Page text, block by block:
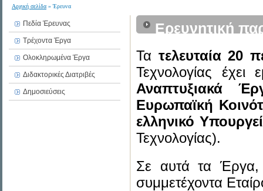
Αρχική σελίδα » Έρευνα
Πεδία Έρευνας
Τρέχοντα Έργα
Ολοκληρωμένα Έργα
Διδακτορικές Διατριβές
Δημοσιεύσεις
Ερευνητική
Τα τελευταία 20
Τεχνολογίας
Αναπτυξιακά
Ευρωπαϊκή
ελληνικό
Τεχνολογίας).
Σε αυτά τα Έργα,
συμμετέχοντα